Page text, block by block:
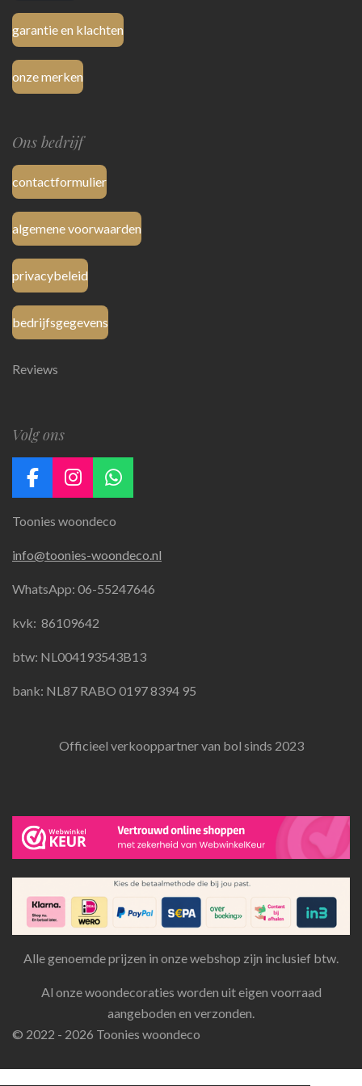
garantie en klachten
onze merken
Ons bedrijf
contactformulier
algemene voorwaarden
privacybeleid
bedrijfsgegevens
Reviews
Volg ons
F
c
b
o
k
I
s
a
g
a
W
a
s
A
Toonies woondeco
info@toonies-woondeco.nl
WhatsApp: 06-55247646
kvk: 86109642
btw: NL004193543B13
bank: NL87 RABO 0197 8394 95
Officieel verkooppartner van bol sinds 2023
Alle genoemde prijzen in onze webshop zijn inclusief btw.
Al onze woondecoraties worden uit eigen voorraad
aangeboden en verzonden.
© 2022 - 2026 Toonies woondeco